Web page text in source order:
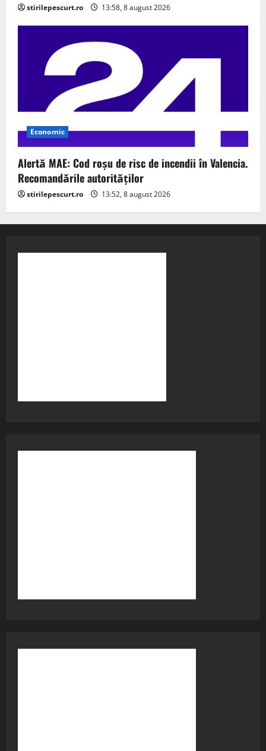
stirilepescurt.ro 13:58, 8 august 2026
Economic
Alertă MAE: Cod roșu de risc de incendii în Valencia.
Recomandările autorităților
stirilepescurt.ro 13:52, 8 august 2026